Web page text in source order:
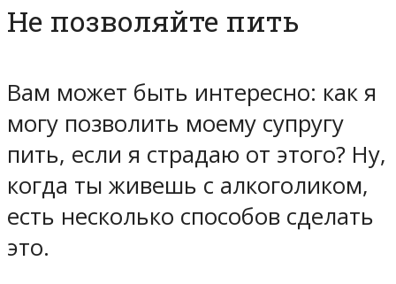
Не позволяйте пить
Вам может быть интересно: как я
могу позволить моему супругу
пить, если я страдаю от этого? Ну,
когда ты живешь с алкоголиком,
есть несколько способов сделать
это.